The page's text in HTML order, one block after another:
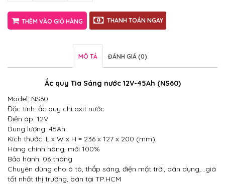
THÊM VÀO GIỎ HÀNG THANH TOÁN NGAY
MÔ TẢ ĐÁNH GIÁ (0)
Ắc quy Tia Sáng nước 12V-45Ah (NS60)
Model: NS60
Đặc tính: ắc quy chì axit nước
Điện áp: 12V
Dung lượng: 45Ah
Kích thước: L x W x H = 236 x 127 x 200 (mm)
Hàng chính hãng, mới 100%
Bảo hành: 06 tháng
Chuyên dùng cho ô tô, thắp sáng, điện mặt trời, dân dụng,…giá
tốt nhất thị trường, bán tại TP.HCM